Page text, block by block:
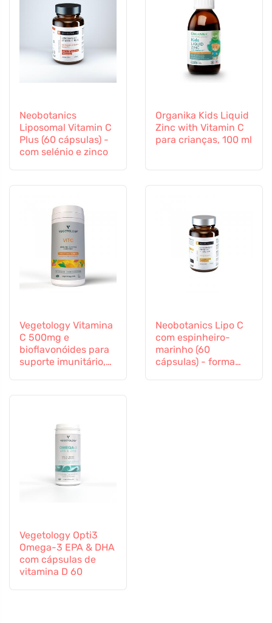
Neobotanics
Liposomal Vitamin C
Plus (60 cápsulas) -
com selénio e zinco
Organika Kids Liquid
Zinc with Vitamin C
para crianças, 100 ml
Vegetology Vitamina
C 500mg e
bioflavonóides para
suporte imunitário,
Neobotanics Lipo C
com espinheiro-
marinho (60
cápsulas) - forma
Vegetology Opti3
Omega-3 EPA & DHA
com cápsulas de
vitamina D 60